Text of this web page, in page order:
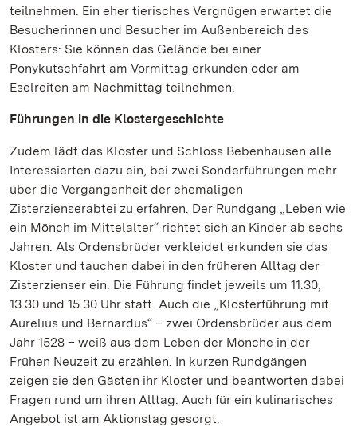
teilnehmen. Ein eher tierisches Vergnügen erwartet die
Besucherinnen und Besucher im Außenbereich des
Klosters: Sie können das Gelände bei einer
Ponykutschfahrt am Vormittag erkunden oder am
Eselreiten am Nachmittag teilnehmen.
Führungen in die Klostergeschichte
Zudem lädt das Kloster und Schloss Bebenhausen alle
Interessierten dazu ein, bei zwei Sonderführungen mehr
über die Vergangenheit der ehemaligen
Zisterzienserabtei zu erfahren. Der Rundgang „Leben wie
ein Mönch im Mittelalter“ richtet sich an Kinder ab sechs
Jahren. Als Ordensbrüder verkleidet erkunden sie das
Kloster und tauchen dabei in den früheren Alltag der
Zisterzienser ein. Die Führung findet jeweils um 11.30,
13.30 und 15.30 Uhr statt. Auch die „Klosterführung mit
Aurelius und Bernardus“ – zwei Ordensbrüder aus dem
Jahr 1528 – weiß aus dem Leben der Mönche in der
Frühen Neuzeit zu erzählen. In kurzen Rundgängen
zeigen sie den Gästen ihr Kloster und beantworten dabei
Fragen rund um ihren Alltag. Auch für ein kulinarisches
Angebot ist am Aktionstag gesorgt.